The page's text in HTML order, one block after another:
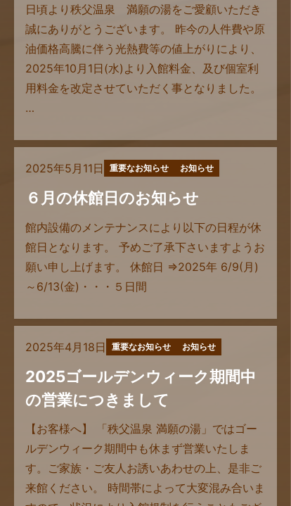
日頃より秩父温泉 満願の湯をご愛顧いただき
誠にありがとうございます。 昨今の人件費や原
油価格高騰に伴う光熱費等の値上がりにより、
2025年10月1日(水)より入館料金、及び個室利
用料金を改定させていただく事となりました。
…
2025年5月11日 重要なお知らせ お知らせ
６月の休館日のお知らせ
館内設備のメンテナンスにより以下の日程が休
館日となります。 予めご了承下さいますようお
願い申し上げます。 休館日 ⇒2025年 6/9(月)
～6/13(金)・・・５日間
2025年4月18日 重要なお知らせ お知らせ
2025ゴールデンウィーク期間中
の営業につきまして
【お客様へ】 「秩父温泉 満願の湯」ではゴー
ルデンウィーク期間中も休まず営業いたしま
す。ご家族・ご友人お誘いあわせの上、是非ご
来館ください。 時間帯によって大変混み合いま